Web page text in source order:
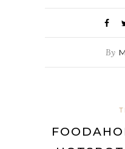
By